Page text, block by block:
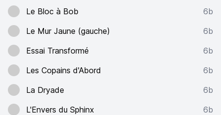
Le Bloc à Bob
6b
Le Mur Jaune (gauche)
6b
Essai Transformé
6b
Les Copains d'Abord
6b
La Dryade
6b
L'Envers du Sphinx
6b